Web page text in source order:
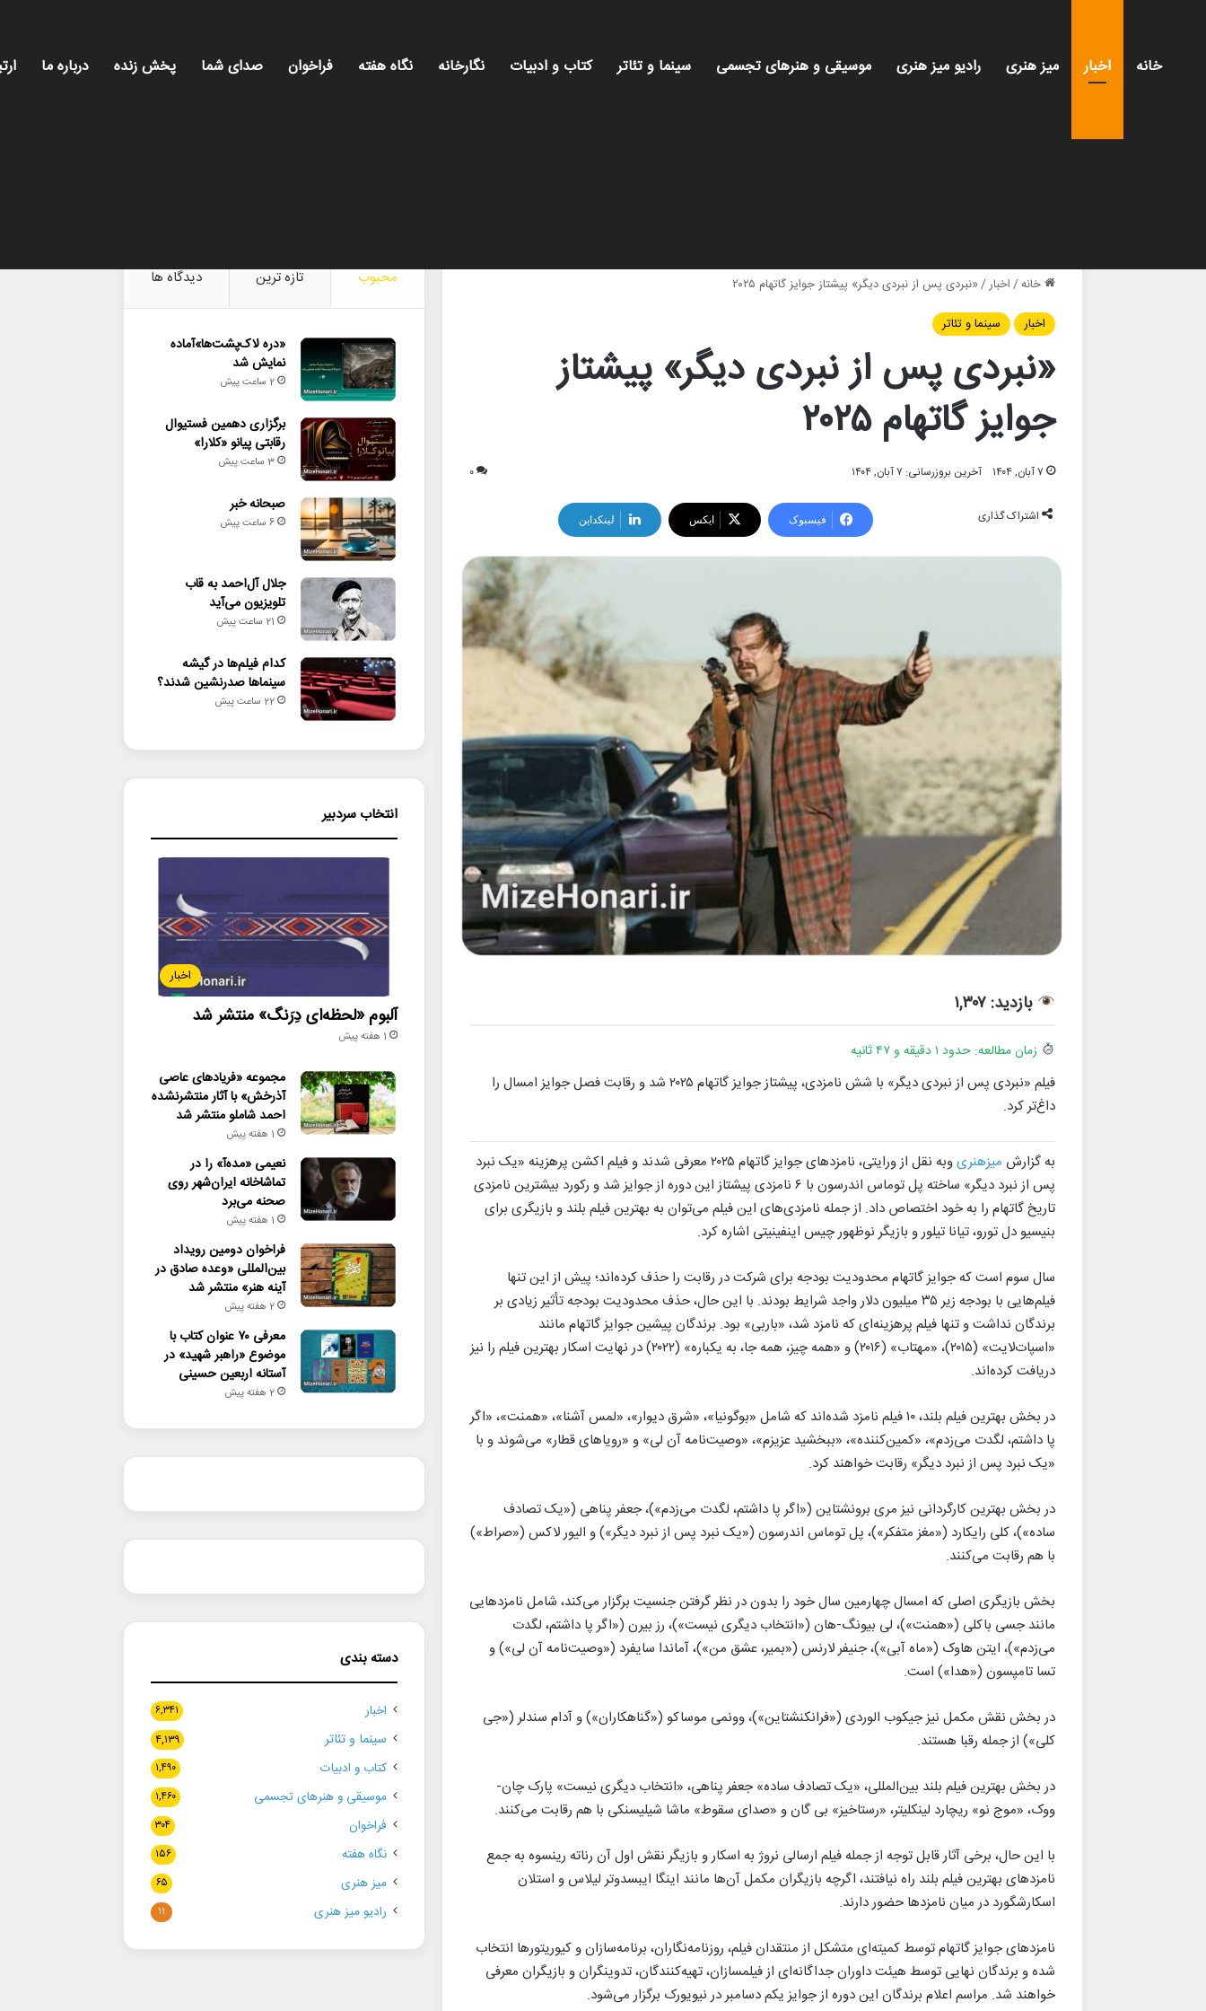
خانه اخبار میز هنری رادیو میز هنری موسیقی و هنرهای تجسمی سینما و تئاتر کتاب و ادبیات نگارخانه نگاه هفته فراخوان صدای شما پخش زنده درباره ما
خانه/اخبار/«نبردی پس از نبردی دیگر» پیشتاز جوایز گاتهام ۲۰۲۵
اخبار
سینما و تئاتر
«نبردی پس از نبردی دیگر» پیشتاز
جوایز گاتهام ۲۰۲۵
۷ آبان, ۱۴۰۴ آخرین بروزرسانی: ۷ آبان, ۱۴۰۴ ۰
اشتراک گذاری فیسبوک ایکس لینکداین
بازدید: ۱,۳۰۷
زمان مطالعه: حدود ۱ دقیقه و ۴۷ ثانیه
فیلم «نبردی پس از نبردی دیگر» با شش نامزدی، پیشتاز جوایز گاتهام ۲۰۲۵ شد و رقابت فصل جوایز امسال را
داغ‌تر کرد.
به گزارش میزهنری
وبه نقل از ورایتی، نامزدهای جوایز گاتهام ۲۰۲۵ معرفی شدند و فیلم اکشن پرهزینه «یک نبرد
پس از نبرد دیگر» ساخته پل توماس اندرسون با ۶ نامزدی پیشتاز این دوره از جوایز شد و رکورد بیشترین نامزدی
تاریخ گاتهام را به خود اختصاص داد. از جمله نامزدی‌های این فیلم می‌توان به بهترین فیلم بلند و بازیگری برای
بنیسیو دل تورو، تیانا تیلور و بازیگر نوظهور چیس اینفینیتی اشاره کرد.
سال سوم است که جوایز گاتهام محدودیت بودجه برای شرکت در رقابت را حذف کرده‌اند؛ پیش از این تنها
فیلم‌هایی با بودجه زیر ۳۵ میلیون دلار واجد شرایط بودند. با این حال، حذف محدودیت بودجه تأثیر زیادی بر
برندگان نداشت و تنها فیلم پرهزینه‌ای که نامزد شد، «باربی» بود. برندگان پیشین جوایز گاتهام مانند
«اسپات‌لایت» (۲۰۱۵)، «مهتاب» (۲۰۱۶) و «همه چیز، همه جا، به یکباره» (۲۰۲۲) در نهایت اسکار بهترین فیلم را نیز
دریافت کرده‌اند.
در بخش بهترین فیلم بلند، ۱۰ فیلم نامزد شده‌اند که شامل «بوگونیا»، «شرق دیوار»، «لمس آشنا»، «همنت»، «اگر
پا داشتم، لگدت می‌زدم»، «کمین‌کننده»، «ببخشید عزیزم»، «وصیت‌نامه آن لی» و «رویاهای قطار» می‌شوند و با
«یک نبرد پس از نبرد دیگر» رقابت خواهند کرد.
در بخش بهترین کارگردانی نیز مری برونشتاین («اگر پا داشتم، لگدت می‌زدم»)، جعفر پناهی («یک تصادف
ساده»)، کلی رایکارد («مغز متفکر»)، پل توماس اندرسون («یک نبرد پس از نبرد دیگر») و الیور لاکس («صراط»)
با هم رقابت می‌کنند.
بخش بازیگری اصلی که امسال چهارمین سال خود را بدون در نظر گرفتن جنسیت برگزار می‌کند، شامل نامزدهایی
مانند جسی باکلی («همنت»)، لی بیونگ-هان («انتخاب دیگری نیست»)، رز بیرن («اگر پا داشتم، لگدت
می‌زدم»)، ایتن هاوک («ماه آبی»)، جنیفر لارنس («بمیر، عشق من»)، آماندا سایفرد («وصیت‌نامه آن لی») و
تسا تامپسون («هدا») است.
در بخش نقش مکمل نیز جیکوب الوردی («فرانکنشتاین»)، وونمی موساکو («گناهکاران») و آدام سندلر («جی
کلی») از جمله رقبا هستند.
در بخش بهترین فیلم بلند بین‌المللی، «یک تصادف ساده» جعفر پناهی، «انتخاب دیگری نیست» پارک چان-
ووک، «موج نو» ریچارد لینکلیتر، «رستاخیز» بی گان و «صدای سقوط» ماشا شیلیسنکی با هم رقابت می‌کنند.
با این حال، برخی آثار قابل توجه از جمله فیلم ارسالی نروژ به اسکار و بازیگر نقش اول آن رناته رینسوه به جمع
نامزدهای بهترین فیلم بلند راه نیافتند، اگرچه بازیگران مکمل آن‌ها مانند اینگا ایبسدوتر لیلاس و استلان
اسکارشگورد در میان نامزدها حضور دارند.
نامزدهای جوایز گاتهام توسط کمیته‌ای متشکل از منتقدان فیلم، روزنامه‌نگاران، برنامه‌سازان و کیوریتورها انتخاب
شده و برندگان نهایی توسط هیئت داوران جداگانه‌ای از فیلمسازان، تهیه‌کنندگان، تدوینگران و بازیگران معرفی
خواهند شد. مراسم اعلام برندگان این دوره از جوایز یکم دسامبر در نیویورک برگزار می‌شود.
محبوب تازه ترین دیدگاه ها
«دره لاک‌پشت‌ها»آماده
نمایش شد
2 ساعت پیش
برگزاری دهمین فستیوال
رقابتی پیانو «کلارا»
3 ساعت پیش
صبحانه خبر
6 ساعت پیش
جلال آل‌احمد به قاب
تلویزیون می‌آید
21 ساعت پیش
کدام فیلم‌ها در گیشه
سینماها صدرنشین شدند؟
22 ساعت پیش
انتخاب سردبیر
اخبار
آلبوم «لحظه‌ای دِرَنگ» منتشر شد
1 هفته پیش
مجموعه «فریادهای عاصی
آذرخش» با آثار منتشرنشده
احمد شاملو منتشر شد
1 هفته پیش
نعیمی «مده‌آ» را در
تماشاخانه ایران‌شهر روی
صحنه می‌برد
1 هفته پیش
فراخوان دومین رویداد
بین‌المللی «وعده صادق در
آینه هنر» منتشر شد
2 هفته پیش
معرفی ۷۰ عنوان کتاب با
موضوع «راهبر شهید» در
آستانه اربعین حسینی
2 هفته پیش
دسته بندی
اخبار ۶,۳۴۱
سینما و تئاتر ۴,۱۳۹
کتاب و ادبیات ۱,۴۹۰
موسیقی و هنرهای تجسمی ۱,۴۶۰
فراخوان ۳۰۴
نگاه هفته ۱۵۶
میز هنری ۶۵
رادیو میز هنری ۱۱